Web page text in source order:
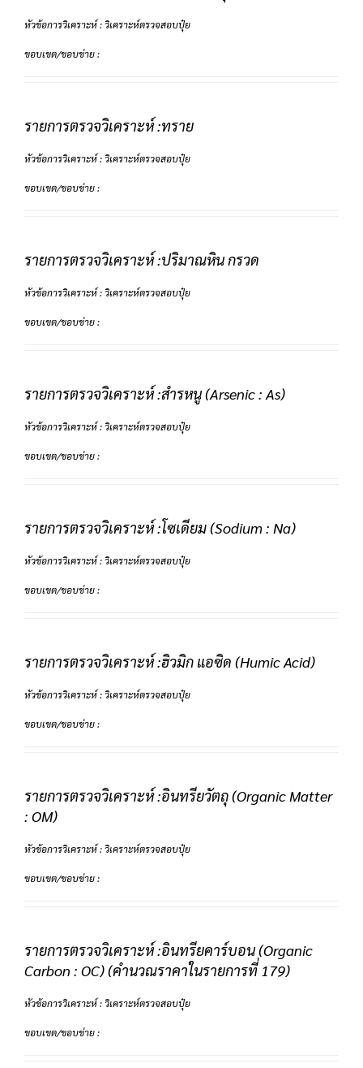
หัวข้อการวิเคราะห์ : วิเคราะห์ตรวจสอบปุ๋ย
ขอบเขต/ขอบข่าย :
รายการตรวจวิเคราะห์ :ทราย
หัวข้อการวิเคราะห์ : วิเคราะห์ตรวจสอบปุ๋ย
ขอบเขต/ขอบข่าย :
รายการตรวจวิเคราะห์ :ปริมาณหิน กรวด
หัวข้อการวิเคราะห์ : วิเคราะห์ตรวจสอบปุ๋ย
ขอบเขต/ขอบข่าย :
รายการตรวจวิเคราะห์ :สํารหนู (Arsenic : As)
หัวข้อการวิเคราะห์ : วิเคราะห์ตรวจสอบปุ๋ย
ขอบเขต/ขอบข่าย :
รายการตรวจวิเคราะห์ :โซเดียม (Sodium : Na)
หัวข้อการวิเคราะห์ : วิเคราะห์ตรวจสอบปุ๋ย
ขอบเขต/ขอบข่าย :
รายการตรวจวิเคราะห์ :ฮิวมิก แอซิด (Humic Acid)
หัวข้อการวิเคราะห์ : วิเคราะห์ตรวจสอบปุ๋ย
ขอบเขต/ขอบข่าย :
รายการตรวจวิเคราะห์ :อินทรียวัตถุ (Organic Matter
: OM)
หัวข้อการวิเคราะห์ : วิเคราะห์ตรวจสอบปุ๋ย
ขอบเขต/ขอบข่าย :
รายการตรวจวิเคราะห์ :อินทรียคาร์บอน (Organic
Carbon : OC) (คำนวณราคาในรายการที่ 179)
หัวข้อการวิเคราะห์ : วิเคราะห์ตรวจสอบปุ๋ย
ขอบเขต/ขอบข่าย :